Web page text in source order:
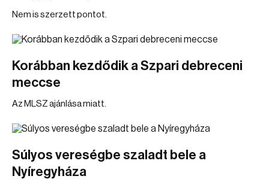
Nem is szerzett pontot.
Korábban kezdődik a Szpari debreceni
meccse
Az MLSZ ajánlása miatt.
Súlyos vereségbe szaladt bele a
Nyíregyháza